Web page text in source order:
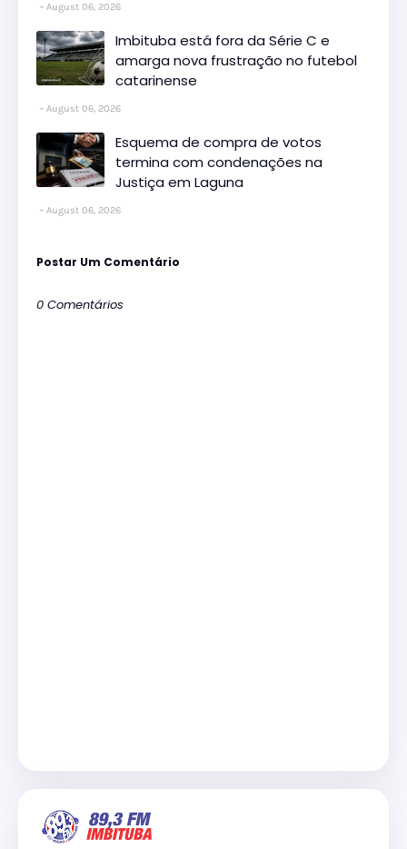
August 06, 2026
Imbituba está fora da Série C e
amarga nova frustração no futebol
catarinense
August 06, 2026
Esquema de compra de votos
termina com condenações na
Justiça em Laguna
August 06, 2026
Postar Um Comentário
0 Comentários